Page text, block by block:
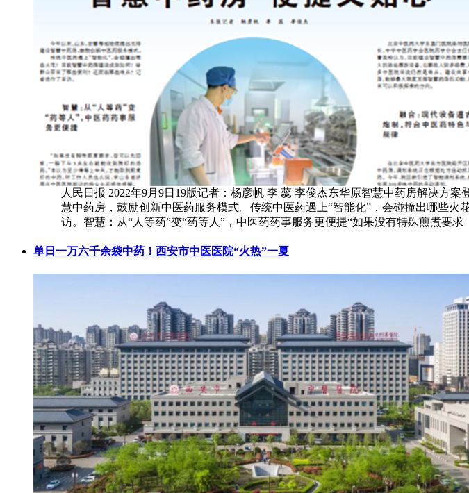
人民日报 2022年9月9日19版记者：杨彦帆 李 蕊 李俊杰东华原智慧中药房解决方
慧中药房，鼓励创新中医药服务模式。传统中医药遇上“智能化”，会碰撞出哪些
访。智慧：从“人等药”变“药等人”，中医药药事服务更便捷“如果没有特殊煎煮要求
单日一万六千余袋中药！西安市中医医院“火热”一夏